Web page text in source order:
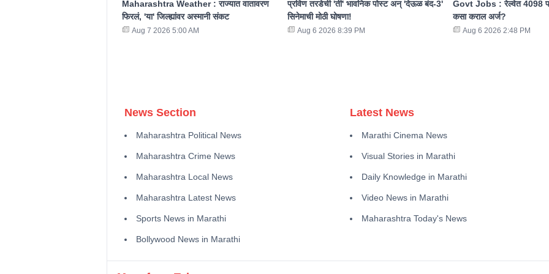
Maharashtra Weather : राज्यात वातावरण
फिरलं, 'या' जिल्ह्यांवर अस्मानी संकट
Aug 7 2026 5:00 AM
प्रविण तरडेची 'ती' भावनिक पोस्ट अन् 'देऊळ बंद-3'
सिनेमाची मोठी घोषणा!
Aug 6 2026 8:39 PM
Govt Jobs : रेल्वेत 4098
कसा कराल अर्ज?
Aug 6 2026 2:48 PM
News Section
Maharashtra Political News
Maharashtra Crime News
Maharashtra Local News
Maharashtra Latest News
Sports News in Marathi
Bollywood News in Marathi
Latest News
Marathi Cinema News
Visual Stories in Marathi
Daily Knowledge in Marathi
Video News in Marathi
Maharashtra Today's News